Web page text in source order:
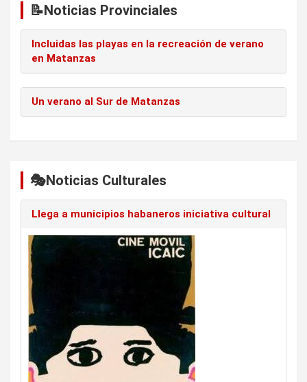
📝Noticias Provinciales
Incluidas las playas en la recreación de verano
en Matanzas
Un verano al Sur de Matanzas
🎭Noticias Culturales
Llega a municipios habaneros iniciativa cultural